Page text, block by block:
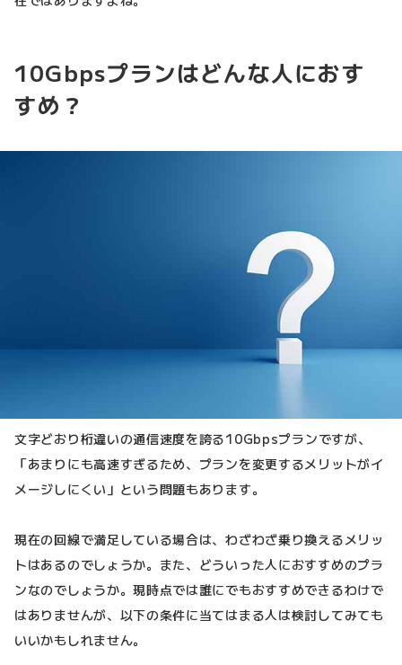
10Gbpsプランはどんな人におす
すめ？
文字どおり桁違いの通信速度を誇る10Gbpsプランですが、
「あまりにも高速すぎるため、プランを変更するメリットがイ
メージしにくい」という問題もあります。
現在の回線で満足している場合は、わざわざ乗り換えるメリッ
トはあるのでしょうか。また、どういった人におすすめのプラ
ンなのでしょうか。現時点では誰にでもおすすめできるわけで
はありませんが、以下の条件に当てはまる人は検討してみても
いいかもしれません。